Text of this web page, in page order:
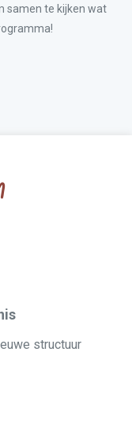
samen te kijken wat
structuur